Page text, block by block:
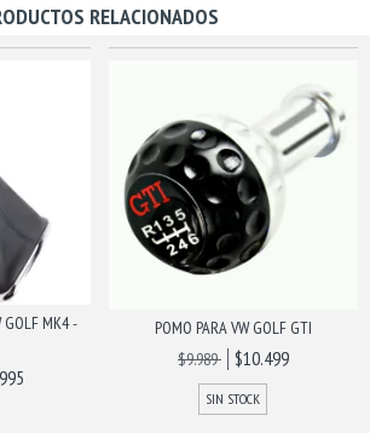
RELACIONADOS
GOLF MK4 -
POMO PARA VW GOLF GTI
$9.989
$10.499
SIN STOCK